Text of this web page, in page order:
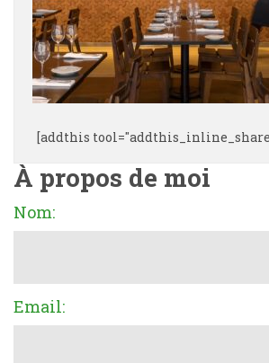
[addthis
À propos de moi
Nom:
Email: